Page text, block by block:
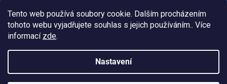
Tento web používá soubory cookie. Dalším procházením
tohoto webu vyjadřujete souhlas s jejich používáním.. Více
informací zde.
Nastavení
Copyright 2026www.josport.cz. Všechna práva vyhrazena.